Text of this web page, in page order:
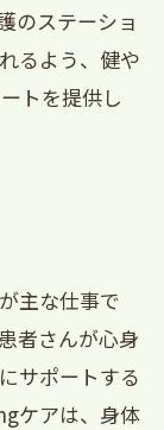
のステーショ
るよう、健や
トを提供し
主な仕事で
者さんが心身
サポートする
ケアは、身体